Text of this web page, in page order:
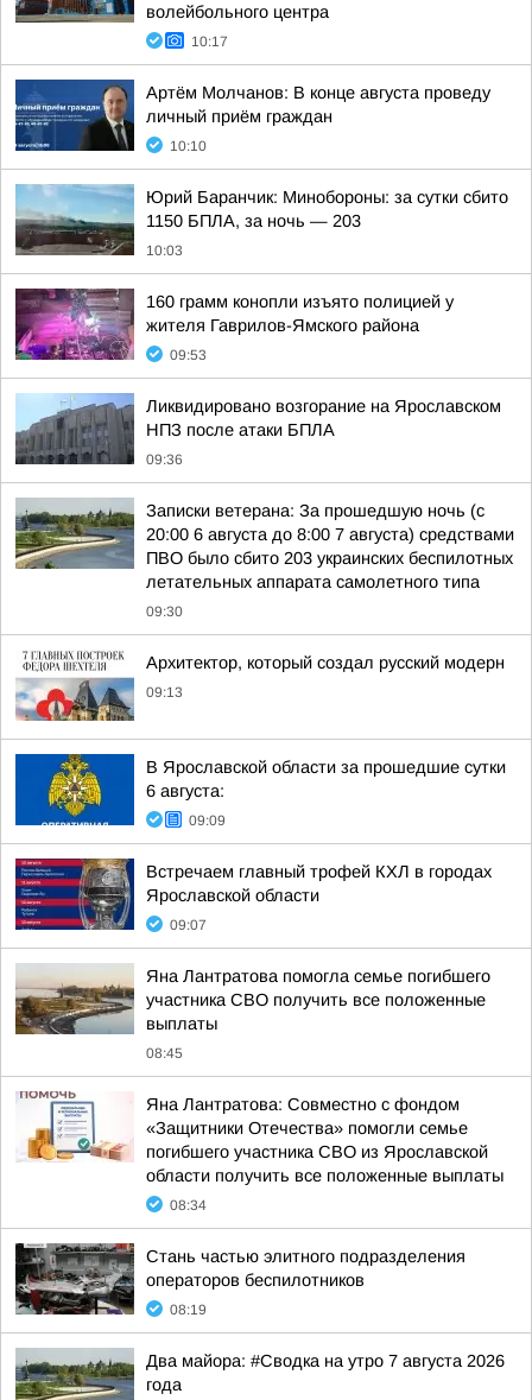
волейбольного центра
10:17
Артём Молчанов: В конце августа проведу
личный приём граждан
10:10
Юрий Баранчик: Минобороны: за сутки сбито
1150 БПЛА, за ночь — 203
10:03
160 грамм конопли изъято полицией у
жителя Гаврилов-Ямского района
09:53
Ликвидировано возгорание на Ярославском
НПЗ после атаки БПЛА
09:36
Записки ветерана: За прошедшую ночь (с
20:00 6 августа до 8:00 7 августа) средствами
ПВО было сбито 203 украинских беспилотных
летательных аппарата самолетного типа
09:30
Архитектор, который создал русский модерн
09:13
В Ярославской области за прошедшие сутки
6 августа:
09:09
Встречаем главный трофей КХЛ в городах
Ярославской области
09:07
Яна Лантратова помогла семье погибшего
участника СВО получить все положенные
выплаты
08:45
Яна Лантратова: Совместно с фондом
«Защитники Отечества» помогли семье
погибшего участника СВО из Ярославской
области получить все положенные выплаты
08:34
Стань частью элитного подразделения
операторов беспилотников
08:19
Два майора: #Сводка на утро 7 августа 2026
года